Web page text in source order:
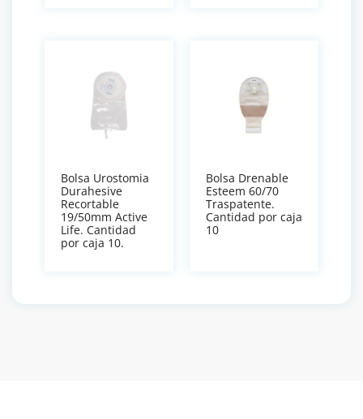
Bolsa Urostomia
Durahesive
Recortable
19/50mm Active
Life. Cantidad
por caja 10.
Bolsa Drenable
Esteem 60/70
Traspatente.
Cantidad por caja
10